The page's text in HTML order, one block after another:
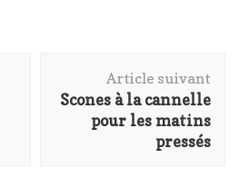
Article suivant
Scones à la cannelle
pour les matins
pressés